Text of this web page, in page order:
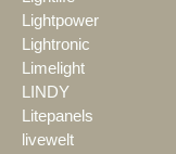
Lightpower
Lightronic
Limelight
LINDY
Litepanels
livewelt